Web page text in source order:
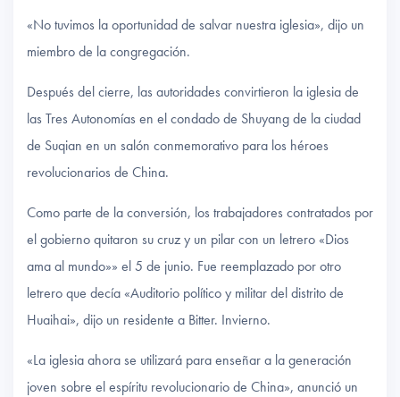
«No tuvimos la oportunidad de salvar nuestra iglesia», dijo un
miembro de la congregación.
Después del cierre, las autoridades convirtieron la iglesia de
las Tres Autonomías en el condado de Shuyang de la ciudad
de Suqian en un salón conmemorativo para los héroes
revolucionarios de China.
Como parte de la conversión, los trabajadores contratados por
el gobierno quitaron su cruz y un pilar con un letrero «Dios
ama al mundo»» el 5 de junio. Fue reemplazado por otro
letrero que decía «Auditorio político y militar del distrito de
Huaihai», dijo un residente a Bitter. Invierno.
«La iglesia ahora se utilizará para enseñar a la generación
joven sobre el espíritu revolucionario de China», anunció un